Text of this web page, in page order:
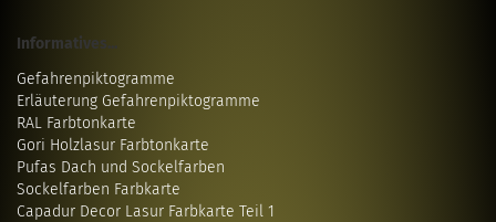
Informatives...
Gefahrenpiktogramme
Erläuterung Gefahrenpiktogramme
RAL Farbtonkarte
Gori Holzlasur Farbtonkarte
Pufas Dach und Sockelfarben
Sockelfarben Farbkarte
Capadur Decor Lasur Farbkarte Teil 1